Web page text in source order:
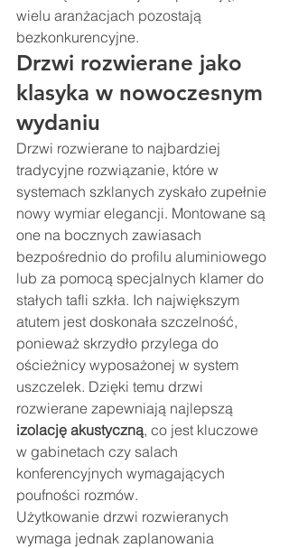
wielu aranżacjach pozostają
bezkonkurencyjne.
Drzwi rozwierane jako
klasyka w nowoczesnym
wydaniu
Drzwi rozwierane to najbardziej
tradycyjne rozwiązanie, które w
systemach szklanych zyskało zupełnie
nowy wymiar elegancji. Montowane są
one na bocznych zawiasach
bezpośrednio do profilu aluminiowego
lub za pomocą specjalnych klamer do
stałych tafli szkła. Ich największym
atutem jest doskonała szczelność,
ponieważ skrzydło przylega do
ościeżnicy wyposażonej w system
uszczelek. Dzięki temu drzwi
rozwierane zapewniają najlepszą
izolację akustyczną, co jest kluczowe
w gabinetach czy salach
konferencyjnych wymagających
poufności rozmów.
Użytkowanie drzwi rozwieranych
wymaga jednak zaplanowania